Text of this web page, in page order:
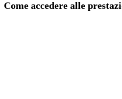
Come accedere alle